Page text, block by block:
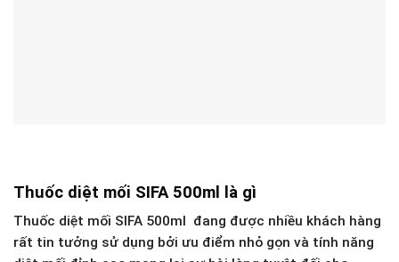
Thuốc diệt mối SIFA 500ml là gì
Thuốc diệt mối SIFA 500ml đang được nhiều khách hàng
rất tin tưởng sử dụng bởi ưu điểm nhỏ gọn và tính năng